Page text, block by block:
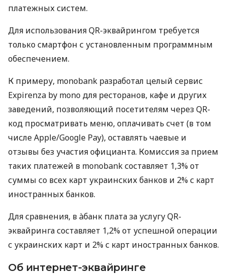
платежных систем.
Для использования QR-эквайрингом требуется
только смартфон с установленным программным
обеспечением.
К примеру, monobank разработал целый сервис
Expirenza by mono для ресторанов, кафе и других
заведений, позволяющий посетителям через QR-
код просматривать меню, оплачивать счет (в том
числе Apple/Google Pay), оставлять чаевые и
отзывы без участия официанта. Комиссия за прием
таких платежей в monobank составляет 1,3% от
суммы со всех карт украинских банков и 2% с карт
иностранных банков.
Для сравнения, в àбанк плата за услугу QR-
эквайринга составляет 1,2% от успешной операции
с украинских карт и 2% с карт иностранных банков.
Об интернет-эквайринге